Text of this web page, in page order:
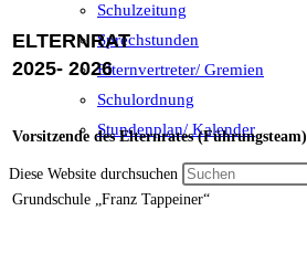
Schulzeitung
Sprechstunden
Elternvertreter/ Gremien
Schulordnung
Stundenplan/ Kalender
Diese Website durchsuchen
ELTERNRAT
2025- 2026
Vorsitzende des Elternrates (Führungsteam)
Grundschule „Franz Tappeiner“